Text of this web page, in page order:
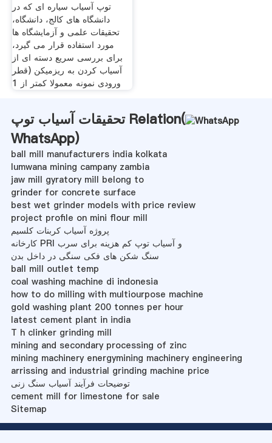
توپ آسیاب سیاره ای که در
دانشگاه های کالج، دانشگاه،
تحقیقات علمی و آزمایشگاه ها
مورد استفاده قرار می گیرد،
برای بررسی سریع دسته ای از
آسیاب کردن به ریزمیکن (قطر
ورودی نمونه معمولا کمتر از 1
تحقیقات آسیاب توپ Relation(
WhatsApp)
ball mill manufacturers india kolkata
lumwana mining campany zambia
jaw mill gyratory mill belong to
grinder for concrete surface
best wet grinder models with price review
project profile on mini flour mill
پروژه آسیاب کربنات کلسیم
کارخانه PRI و آسیاب توپ کم هزینه برای سرب
سنگ شکن های فکی سنگی در داخل بدن
ball mill outlet temp
coal washing machine di indonesia
how to do milling with multiourpose machine
gold washing plant 200 tonnes per hour
latest cement plant in india
T h clinker grinding mill
mining and secondary processing of zinc
mining machinery energymining machinery engineering
arrissing and industrial grinding machine price
توضیحات فرآیند آسیاب سنگ زنی
cement mill for limestone for sale
Sitemap